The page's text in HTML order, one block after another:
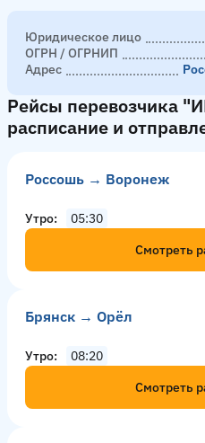
Юридическое лицо
ОГРН / ОГРНИП
Адрес
Рейсы перевозчика
расписание и
Россошь → Воронеж
Утро
05:30
Смотреть
Брянск → Орёл
Утро
08:20
Смотреть